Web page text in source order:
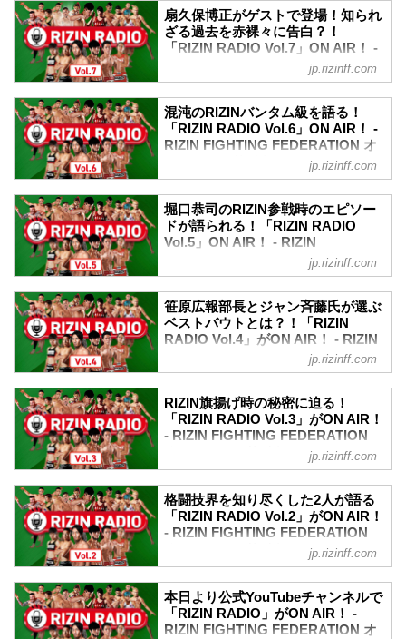
る二人だからこそ話せる、貴重なトーク
満載のラジオ番組。
格闘技メルマガ Dropkickチャンネルのジ
ャン斉藤氏がお贈りする、RIZINの
Youtubeラジオ番組「RIZIN RADIO」。そ
裏話など、格闘技業界に長く携わってい
る二人だからこそ話せる、貴重なトーク
満載のラジオ番組。
扇久保博正がゲストで登場！知られ
ざる過去を赤裸々に告白？！
「RIZIN RADIO Vol.7」ON AIR！ -
RIZIN FIGHTING FEDERATION オ
フィシャルサイト
RIZIN広報事業部長 笹原圭一がお贈りす
る、RIZINのYoutubeラジオ番組「RIZIN
RADIO」。その時に起きている格闘技の
話題や過去の裏話など、格闘技業界に長
く携わっているからこそ話せる、貴重な
jp.rizinff.com
混沌のRIZINバンタム級を語る！
「RIZIN RADIO Vol.6」ON AIR！ -
RIZIN FIGHTING FEDERATION オ
格闘技メルマガ Dropkickチャンネルのジ
ャン斉藤氏がお贈りする、RIZINの
Youtubeラジオ番組「RIZIN RADIO」。そ
裏話など、格闘技業界に長く携わってい
る二人だからこそ話せる、貴重なトーク
満載のラジオ番組。
jp.rizinff.com
堀口恭司のRIZIN参戦時のエピソー
ドが語られる！「RIZIN RADIO
Vol.5」ON AIR！ - RIZIN
FIGHTING FEDERATION オフィシ
ャルサイト
RIZIN広報事業部長 笹原圭一とプロレス
格闘技メルマガ Dropkickチャンネルのジ
ャン斉藤氏がお贈りする、RIZINの
Youtubeラジオ番組「RIZIN RADIO」。そ
の時に起きている格闘技の話題や過去の
裏話など、格闘技業界に長く携わってい
る二人だからこそ話せる、貴重なトーク
満載のラジオ番組。
jp.rizinff.com
笹原広報部長とジャン斉藤氏が選ぶ
ベストバウトとは？！「RIZIN
RADIO Vol.4」がON AIR！ - RIZIN
FIGHTING FEDERATION オフィシ
ャルサイト
RIZIN広報事業部長 笹原圭一とプロレス
格闘技メルマガ Dropkickチャンネルのジ
ャン斉藤氏がお贈りする、RIZINの
その時に起きている格闘技の話題や過去
いる二人だからこそ話せる貴重なトーク
満載のラジオ番組だ。
jp.rizinff.com
RIZIN旗揚げ時の秘密に迫る！
「RIZIN RADIO Vol.3」がON AIR！
- RIZIN FIGHTING FEDERATION
格闘技メルマガ Dropkickチャンネルのジ
ャン斉藤氏がお贈りする、RIZINの
Youtubeラジオ番組「RIZIN RADIO」。そ
裏話など、格闘技業界に長く携わってい
る二人だからこそ話せる、貴重なトーク
満載のラジオ番組。
jp.rizinff.com
格闘技界を知り尽くした2人が語る
「RIZIN RADIO Vol.2」がON AIR！
- RIZIN FIGHTING FEDERATION
格闘技メルマガ Dropkickチャンネルのジ
ャン斉藤氏がお贈りする、RIZINの
Youtubeラジオ番組「RIZIN RADIO」。そ
jp.rizinff.com
本日より公式YouTubeチャンネルで
「RIZIN RADIO」がON AIR！ -
RIZIN FIGHTING FEDERATION オ